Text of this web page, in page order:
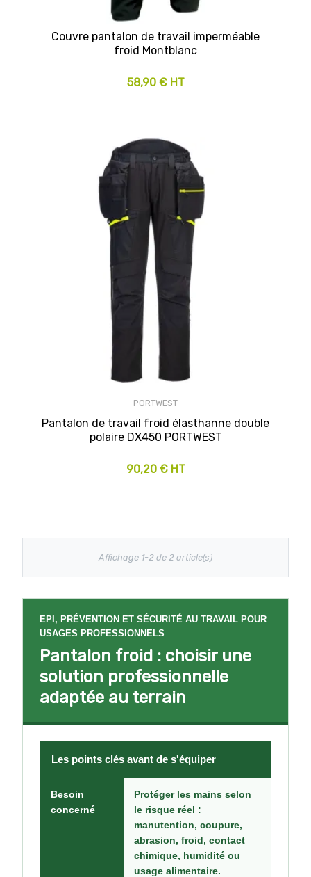
Couvre pantalon de travail imperméable
froid Montblanc
58,90 € HT
PORTWEST
Pantalon de travail froid élasthanne double
polaire DX450 PORTWEST
90,20 € HT
Affichage 1-2 de 2 article(s)
EPI, PRÉVENTION ET SÉCURITÉ AU TRAVAIL POUR
USAGES PROFESSIONNELS
Pantalon froid : choisir une
solution professionnelle
adaptée au terrain
Les points clés avant de s'équiper
Besoin
concerné
Protéger les mains selon
le risque réel :
manutention, coupure,
abrasion, froid, contact
chimique, humidité ou
usage alimentaire.